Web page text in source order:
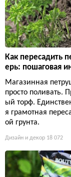
Как пересадить
ерь: пошаговая
Магазинная
просто поливать.
ый торф.
я грамотная
ой грунта.
Дизайн и декор 18 072